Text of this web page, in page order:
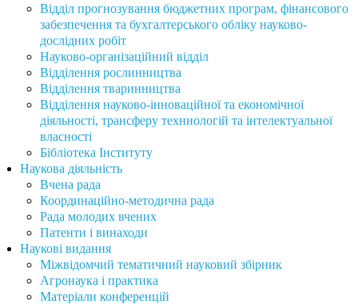
Відділ прогнозування бюджетних програм, фінансового
забезпечення та бухгалтерського обліку науково-
дослідних робіт
Науково-організаційний відділ
Відділення рослинництва
Відділення тваринництва
Відділення науково-інноваційної та економічної
діяльності, трансферу техннологій та інтелектуальної
власності
Бібліотека Інституту
Наукова діяльність
Вчена рада
Координаційно-методична рада
Рада молодих вчених
Патенти і винаходи
Наукові видання
Міжвідомчий тематичний науковий збірник
Агронаука і практика
Матеріали конференцій